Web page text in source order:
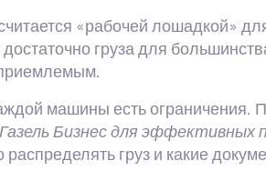
«рабочей лошадкой»
груза для
машины есть ограничения.
Бизнес для эффективных
распределять груз и какие